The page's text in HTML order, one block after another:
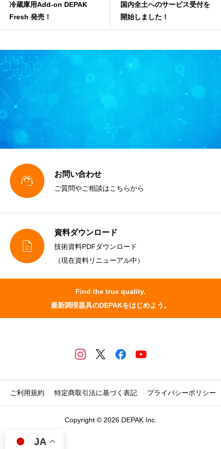
蔵庫用Add-on DEPAK
発売！
国内全土へのサービス受付を
開始しました！
 お問い合わせ
ご質問やご相談はこちらから

資料ダウンロード
技術資料PDFダウンロード
（現在資料リニューアル中）
Find the true quality.
最新調理器具のDEPAKをはじめよう。
ご利用規約 特定商取引法に基づく表記 プライバシーポリシー
Copyright © 2026 DEPAK Inc.
マイページ
JA